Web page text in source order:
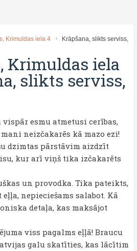
Krimuldas iela 4
Krāpšana, slikts serviss,
Krimuldas iela
slikts serviss,
vispār esmu atmetusi cerības,
neizčakarēs kā mazo ezi!
dzimtas pārstāvim aizdzīt
kur arī viņš tika izčakarēts
un provodka. Tika pateikts,
nepieciešams salabot. Kā
detaļa, kas maksājot
viss pagalms eļļā! Braucu
galu skatīties, kas lācītim